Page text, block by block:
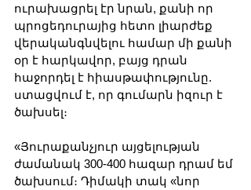
ուրախացրել էր նրան, քանի որ
պրոցեդուրայից հետո լիարժեք
վերականգնվելու համար մի քանի
օր է հարկավոր, բայց դրան
հաջորդել է հիասթափությունը.
ստացվում է, որ գումարն իզուր է
ծախսել։
«Յուրաքանչյուր այցելության
ժամանակ 300-400 հազար դրամ եմ
ծախսում։ Դիմակի տակ «նոր